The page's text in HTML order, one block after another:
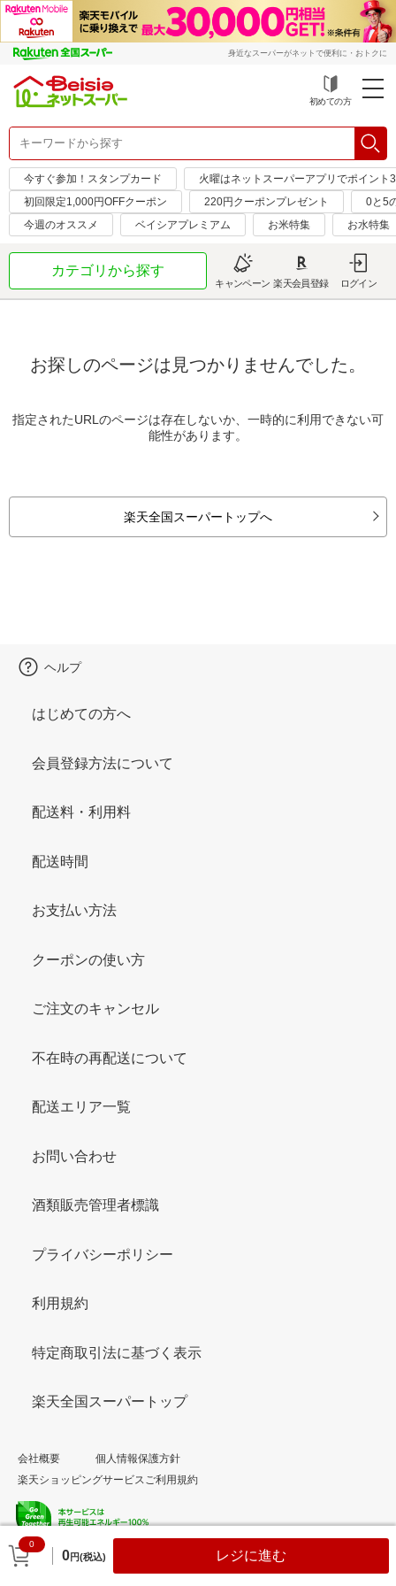
身近なスーパーがネットで便利に・おトクに
初めての方
今すぐ参加！スタンプカード
火曜はネットスーパーアプリでポイント
初回限定1,000円OFFクーポン
220円クーポンプレゼント
0と5
今週のオススメ
ベイシアプレミアム お米特集 お水特集
カテゴリから探す
キャンペーン 楽天会員登録 ログイン
お探しのページは見つかりませんでした。
指定されたURLのページは存在しないか、一時的に利用できない可
能性があります。
楽天全国スーパートップへ
0
0円(税込) レジに進む
ヘルプ
はじめての方へ
会員登録方法について
配送料・利用料
配送時間
お支払い方法
クーポンの使い方
ご注文のキャンセル
不在時の再配送について
配送エリア一覧
お問い合わせ
酒類販売管理者標識
プライバシーポリシー
利用規約
特定商取引法に基づく表示
楽天全国スーパートップ
会社概要
個人情報保護方針
楽天ショッピングサービスご利用規約
© Rakuten Group, Inc.